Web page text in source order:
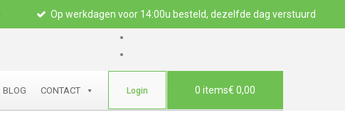
Op werkdagen voor 14:00u besteld, dezelfde dag verstuurd
BLOG CONTACT 0 items€ 0,00
Login